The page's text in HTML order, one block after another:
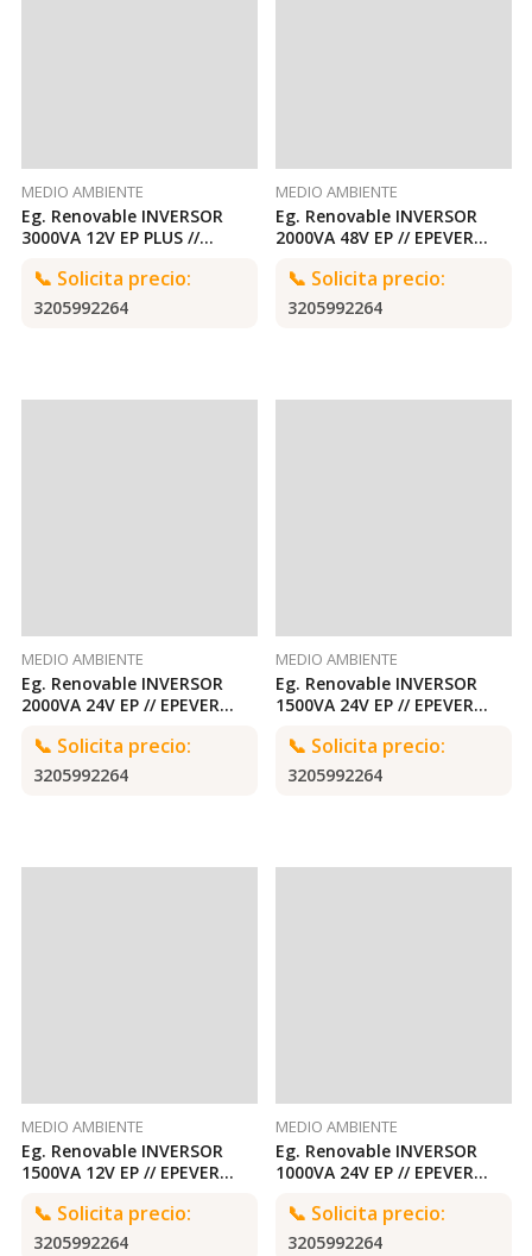
MEDIO AMBIENTE
Eg. Renovable INVERSOR
3000VA 12V EP PLUS //
📞 Solicita precio:
3205992264
MEDIO AMBIENTE
Eg. Renovable INVERSOR
2000VA 48V EP // EPEVER
📞 Solicita precio:
3205992264
MEDIO AMBIENTE
Eg. Renovable INVERSOR
2000VA 24V EP // EPEVER
📞 Solicita precio:
3205992264
MEDIO AMBIENTE
Eg. Renovable INVERSOR
1500VA 24V EP // EPEVER
📞 Solicita precio:
3205992264
MEDIO AMBIENTE
Eg. Renovable INVERSOR
1500VA 12V EP // EPEVER
📞 Solicita precio:
3205992264
MEDIO AMBIENTE
Eg. Renovable INVERSOR
1000VA 24V EP // EPEVER
📞 Solicita precio:
3205992264